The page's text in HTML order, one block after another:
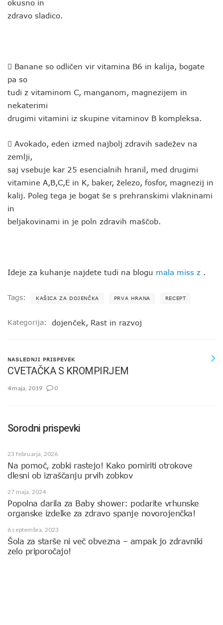
okusno in
zdravo sladico.
 Banane so odličen vir vitamina B6 in kalija, bogate
pa so
tudi z vitaminom C, manganom, magnezijem in
nekaterimi
drugimi vitamini iz skupine vitaminov B kompleksa.
 Avokado, eden izmed najbolj zdravih sadežev na
zemlji,
saj vsebuje kar 25 esencialnih hranil, med drugimi
vitamine A,B,C,E in K, baker, železo, fosfor, magnezij in
kalij. Poleg tega je bogat še s prehranskimi vlakninami
in
beljakovinami in je poln zdravih maščob.
Ideje za kuhanje najdete tudi na blogu mala miss z .
Tags: KAŠICA ZA DOJENČKA PRVA HRANA RECEPT
Kategorija: dojenček, Rast in razvoj
NASLEDNJI PRISPEVEK
CVETAČKA S KROMPIRJEM
4 maja, 2019 0
Sorodni prispevki
23 februarja, 2026
Na pomoč, zobki rastejo! Kako pomiriti otrokove
dlesni ob izraščanju prvih zobkov
27 maja, 2024
Popolna darila za Baby shower: podarite vrhunske
organske izdelke za zdravo spanje novorojenčka!
6 septembra, 2023
Šola za starše ni več obvezna – ampak jo zdravniki
zelo priporočajo!